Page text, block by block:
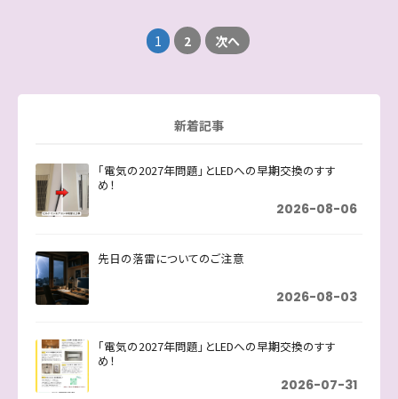
1 2 次へ
新着記事
「電気の2027年問題」とLEDへの早期交換のすす
め！
2026-08-06
先日の落雷についてのご注意
2026-08-03
「電気の2027年問題」とLEDへの早期交換のすす
め！
2026-07-31